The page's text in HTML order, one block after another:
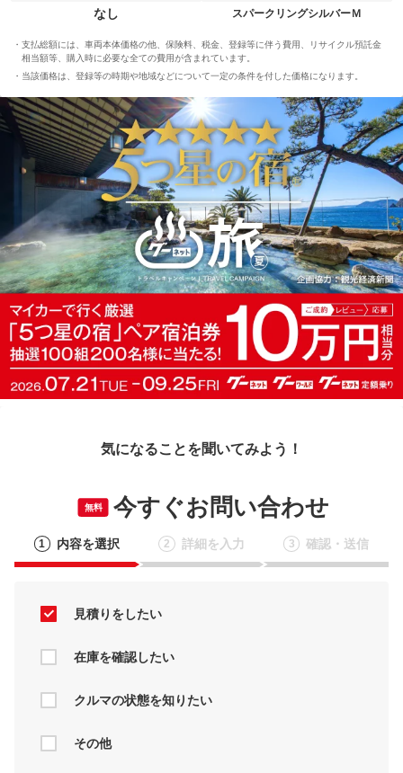
なし
スパークリングシルバーＭ
支払総額には、車両本体価格の他、保険料、税金、登録等に伴う費用、リサイクル預託金
相当額等、購入時に必要な全ての費用が含まれています。
当該価格は、登録等の時期や地域などについて一定の条件を付した価格になります。
気になることを聞いてみよう！
無料 今すぐお問い合わせ
1 内容を選択 2 詳細を入力 3 確認・送信
見積りをしたい
在庫を確認したい
クルマの状態を知りたい
その他